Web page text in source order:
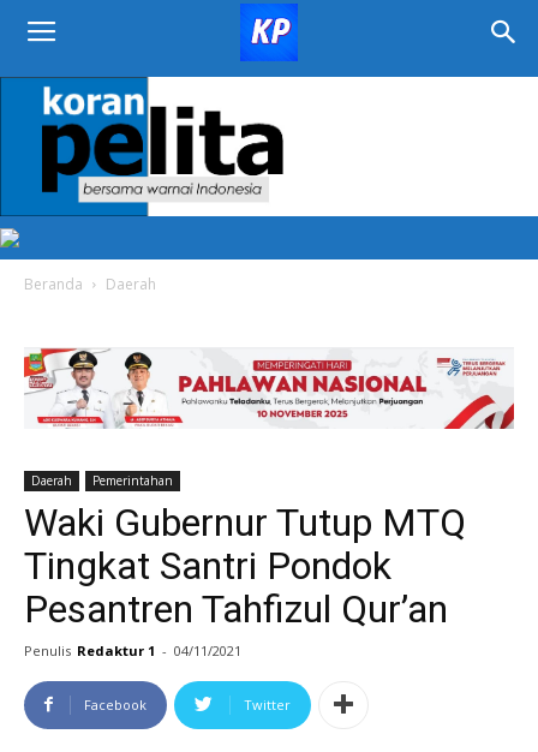
KORAN
PELITA
Beranda Daerah
Daerah Pemerintahan
Waki Gubernur Tutup MTQ
Tingkat Santri Pondok
Pesantren Tahfizul Qur’an
Penulis Redaktur 1 - 04/11/2021
Facebook Twitter